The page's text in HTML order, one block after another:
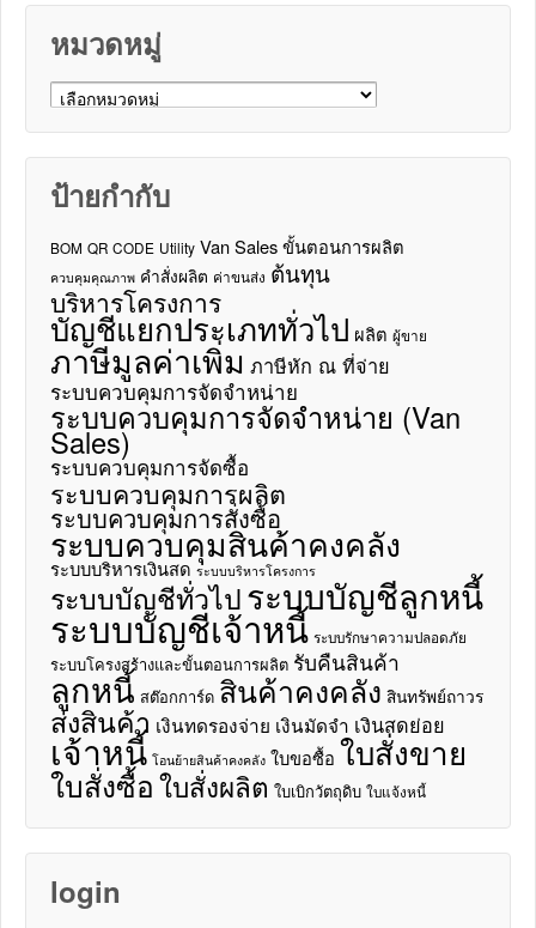
หมวดหมู่
หมวดหมู่
ป้ายกำกับ
BOM QR CODE Utility Van Salesขั้นตอนการผลิต
ควบคุมคุณภาพ คำสั่งผลิต ค่าขนส่ง ต้นทุน
บริหารโครงการ
บัญชีแยกประเภททั่วไป ผลิต ผู้ขาย
ภาษีมูลค่าเพิ่ม ภาษีหัก ณ ที่จ่าย
ระบบควบคุมการจัดจำหน่าย
ระบบควบคุมการจัดจำหน่าย (Van
Sales)
ระบบควบคุมการจัดซื้อ
ระบบควบคุมการผลิต
ระบบควบคุมการสั่งซื้อ
ระบบควบคุมสินค้าคงคลัง
ระบบบริหารเงินสด ระบบบริหารโครงการ
ระบบบัญชีทั่วไประบบบัญชีลูกหนี้
ระบบบัญชีเจ้าหนี้ ระบบรักษาความปลอดภัย
ระบบโครงสร้างและขั้นตอนการผลิต รับคืนสินค้า
ลูกหนี้ สต๊อกการ์ด สินค้าคงคลัง สินทรัพย์ถาวร
ส่งสินค้า เงินทดรองจ่าย เงินมัดจำ เงินสดย่อย
เจ้าหนี้ โอนย้ายสินค้าคงคลัง ใบขอซื้อ ใบสั่งขาย
ใบสั่งซื้อใบสั่งผลิต ใบเบิกวัตถุดิบ ใบแจ้งหนี้
login